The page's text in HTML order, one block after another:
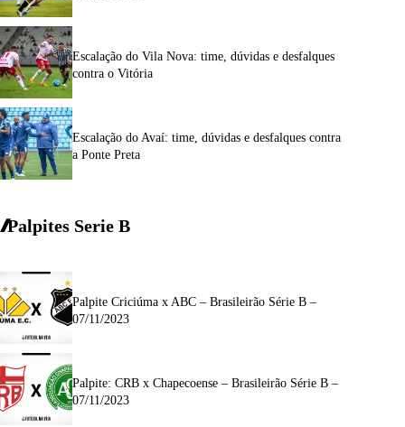
Escalação do Vila Nova: time, dúvidas e desfalques
contra o Vitória
Escalação do Avaí: time, dúvidas e desfalques contra
a Ponte Preta
Palpites Serie B
Palpite Criciúma x ABC – Brasileirão Série B –
07/11/2023
Palpite: CRB x Chapecoense – Brasileirão Série B –
07/11/2023